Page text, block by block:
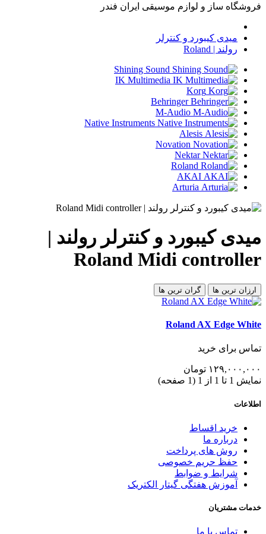
فروشگاه ساز و لوازم موسیقی ایران فندر
میدی کیبورد و کنترلر
رولند | Roland
Shining Sound
IK Multimedia
Korg
Behringer
M-Audio
Native Instruments
Alesis
Novation
Nektar
Roland
AKAI
Arturia
میدی کیبورد و کنترلر رولند |
Roland Midi controller
ارزان ترین ها گران ترین ها
Roland AX Edge White
تماس برای خرید
١٢٩,٠٠٠,٠٠٠ تومان
نمایش 1 تا 1 از 1 (1 صفحه)
اطلاعات
خرید اقساط
درباره ما
روش های پرداخت
حفظ حریم خصوصی
شرایط و ضوابط
آموزش هفتگی گیتار الکتریک
خدمات مشتریان
تماس با ما